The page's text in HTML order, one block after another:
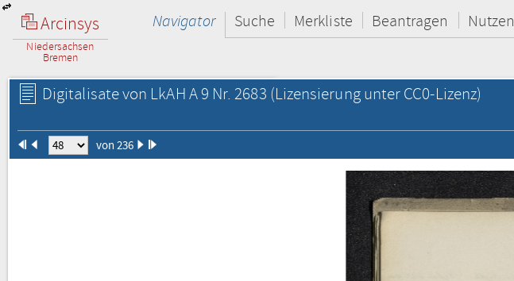
Arcinsys
Niedersachsen
Bremen
Navigator Suche Merkliste Beantragen Nutzen
Digitalisate von LkAH A 9 Nr. 2683 (Lizensierung unter CC0-Lizenz)
von 236